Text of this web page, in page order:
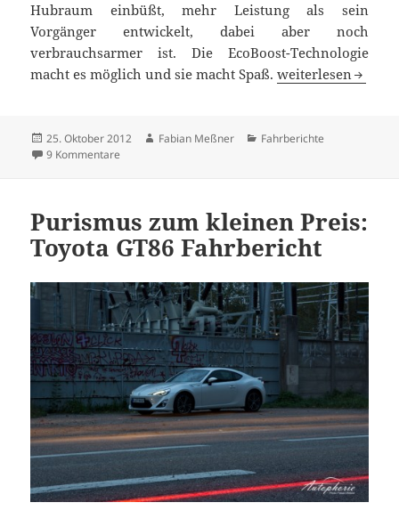
Hubraum einbüßt, mehr Leistung als sein
Vorgänger entwickelt, dabei aber noch
verbrauchsarmer ist. Die EcoBoost-Technologie
macht es möglich und sie macht Spaß.Ersteindruck Ford
weiterlesen
Veröffentlicht
am
25. Oktober 2012 Autor
Fabian Meßner Kategorien
Fahrberichte
9 Kommentare
Purismus zum kleinen Preis:
Toyota GT86 Fahrbericht